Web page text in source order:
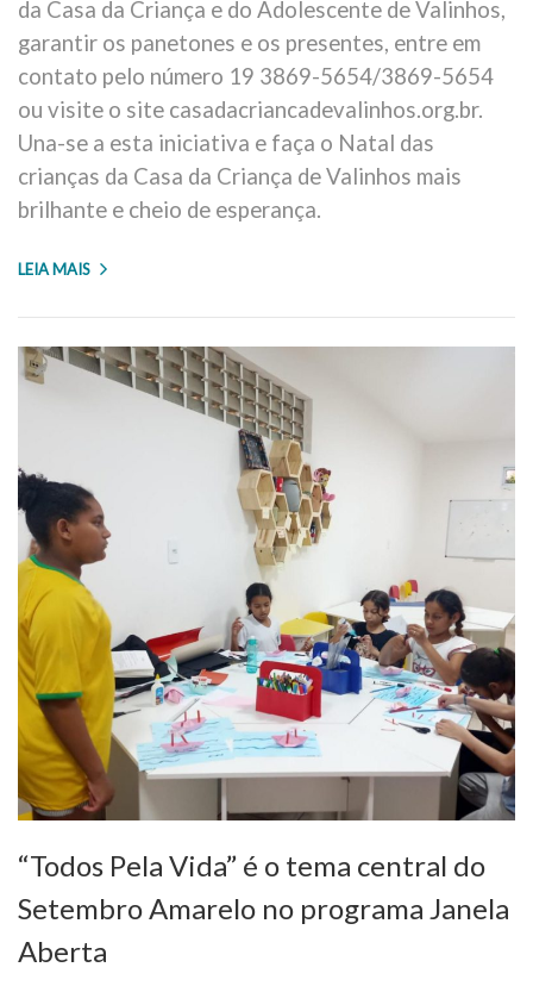
da Casa da Criança e do Adolescente de Valinhos,
garantir os panetones e os presentes, entre em
contato pelo número 19 3869-5654/3869-5654
ou visite o site casadacriancadevalinhos.org.br.
Una-se a esta iniciativa e faça o Natal das
crianças da Casa da Criança de Valinhos mais
brilhante e cheio de esperança.
LEIA MAIS
“Todos Pela Vida” é o tema central do
Setembro Amarelo no programa Janela
Aberta